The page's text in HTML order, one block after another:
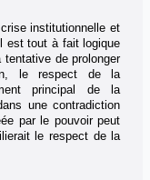
institutionnelle et
est tout à fait logique
tentative de prolonger
le respect de la
principal de la
une contradiction
par le pouvoir peut
le respect de la